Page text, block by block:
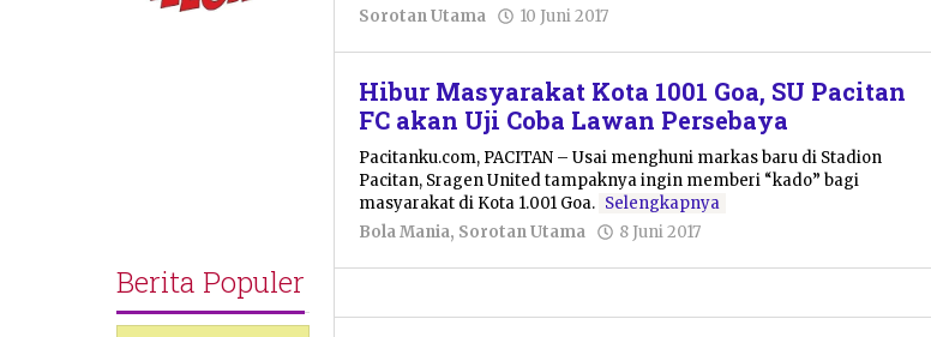
Berita Populer
Sorotan Utama
10 Juni 2017
Hibur Masyarakat Kota 1001 Goa, SU Pacitan
FC akan Uji Coba Lawan Persebaya
Pacitanku.com, PACITAN – Usai menghuni markas baru di Stadion
Pacitan, Sragen United tampaknya ingin memberi “kado” bagi
masyarakat di Kota 1.001 Goa. Selengkapnya
Bola Mania, Sorotan Utama 8 Juni 2017